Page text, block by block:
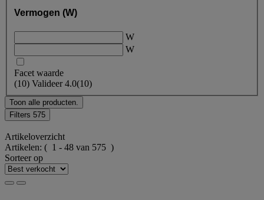
Vermogen (W)
W
W
Facet waarde
(10) Valideer4.0(10)
Toon alle producten.
Filters 575
Artikeloverzicht
Artikelen: ( 1 - 48 van 575 )
Sorteer op